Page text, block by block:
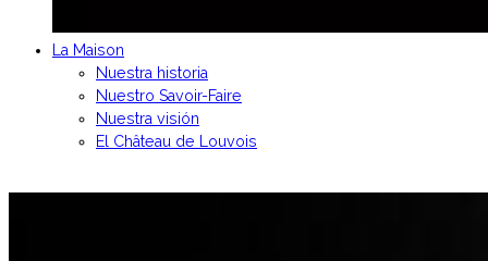
La Maison
Nuestra historia
Nuestro Savoir-Faire
Nuestra visión
El Château de Louvois